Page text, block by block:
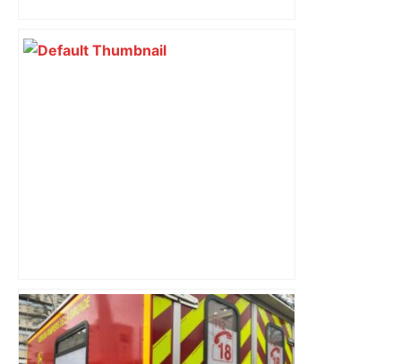
DIRECT. Colère des agriculteurs :
mobilisation agricole à Toulouse ce
samedi, 113 vaches abattues en Ariège